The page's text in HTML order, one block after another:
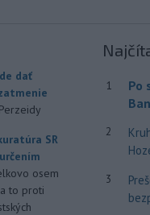
dať
SR
osem
to proti
1
Po
2
3